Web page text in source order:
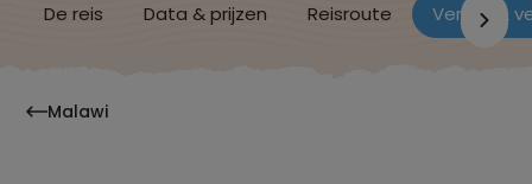
De reis Data & prijzen Reisroute Verblijf &
Malawi